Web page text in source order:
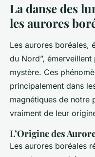
La danse des
les aurores
Les aurores boréales,
du Nord”,
mystère. Ces
principalement dans
magnétiques de notre
vraiment de leur
L’Origine des
Les aurores boréales